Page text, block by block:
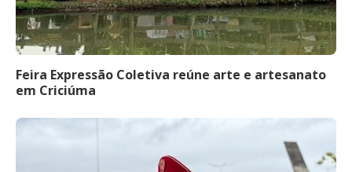
Feira Expressão Coletiva reúne arte e artesanato
em Criciúma